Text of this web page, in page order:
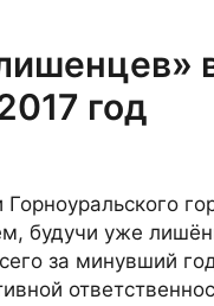
год
будучи уже
за минувший